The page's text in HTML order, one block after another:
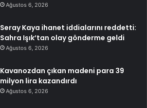
Ağustos 6, 2026
Seray Kaya ihanet iddialarını reddetti:
Sahra Işık’tan olay gönderme geldi
Ağustos 6, 2026
Kavanozdan çıkan madeni para 39
milyon lira kazandırdı
Ağustos 6, 2026